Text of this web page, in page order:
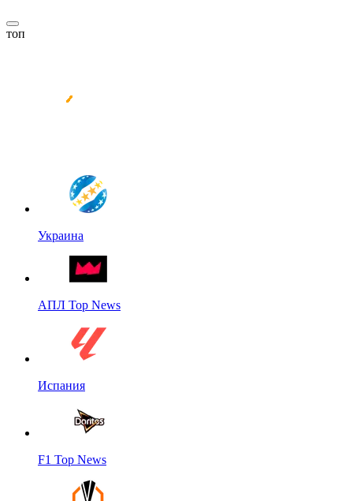
топ
Украина
АПЛ Top News
Испания
F1 Top News